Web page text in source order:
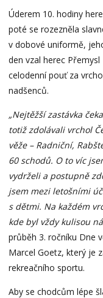
Úderem 10. hodiny
poté se rozezněla
v dobové uniformě,
den vzal herec
celodenní pouť za
nadšenců.
„Nejtěžší zastávka
totiž zdolávali vrchol
věže – Radniční,
60 schodů. O to víc
vydrželi a postupně
jsem mezi letošními
s dětmi. Na každém
kde byl vždy kulisou
průběh 3. ročníku Dne
Marcel Goetz, který je
rekreačního sportu.
Aby se chodcům lépe